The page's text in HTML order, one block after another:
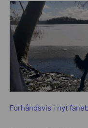
Forhåndsvis i nyt